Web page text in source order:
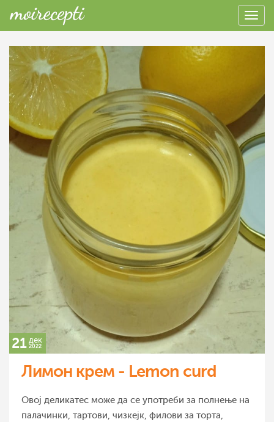
21 дек
2022
Лимон крем - Lemon curd
Овој деликатес може да се употреби за полнење на
палачинки, тартови, чизкејк, филови за торта,